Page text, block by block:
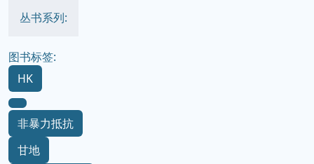
丛书系列:
图书标签:
HK
非暴力抵抗
甘地